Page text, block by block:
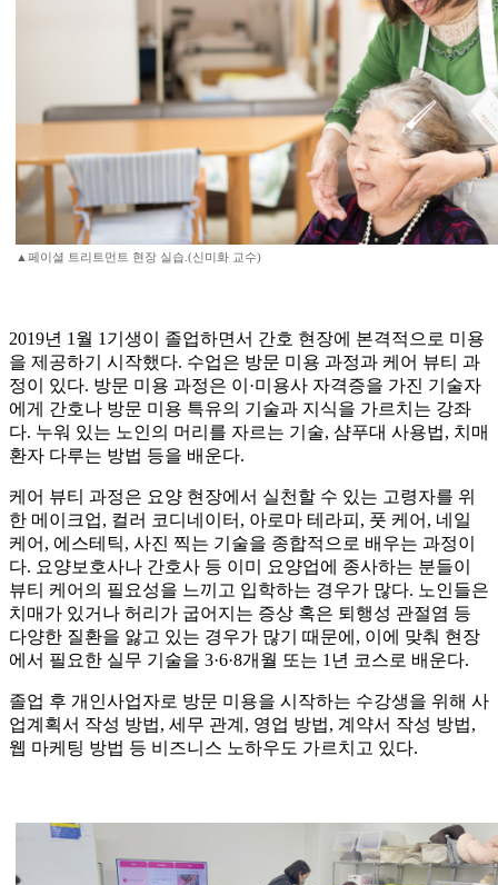
▲페이셜 트리트먼트 현장 실습.(신미화 교수)
2019년 1월 1기생이 졸업하면서 간호 현장에 본격적으로 미용
을 제공하기 시작했다. 수업은 방문 미용 과정과 케어 뷰티 과
정이 있다. 방문 미용 과정은 이·미용사 자격증을 가진 기술자
에게 간호나 방문 미용 특유의 기술과 지식을 가르치는 강좌
다. 누워 있는 노인의 머리를 자르는 기술, 샴푸대 사용법, 치매
환자 다루는 방법 등을 배운다.
케어 뷰티 과정은 요양 현장에서 실천할 수 있는 고령자를 위
한 메이크업, 컬러 코디네이터, 아로마 테라피, 풋 케어, 네일
케어, 에스테틱, 사진 찍는 기술을 종합적으로 배우는 과정이
다. 요양보호사나 간호사 등 이미 요양업에 종사하는 분들이
뷰티 케어의 필요성을 느끼고 입학하는 경우가 많다. 노인들은
치매가 있거나 허리가 굽어지는 증상 혹은 퇴행성 관절염 등
다양한 질환을 앓고 있는 경우가 많기 때문에, 이에 맞춰 현장
에서 필요한 실무 기술을 3·6·8개월 또는 1년 코스로 배운다.
졸업 후 개인사업자로 방문 미용을 시작하는 수강생을 위해 사
업계획서 작성 방법, 세무 관계, 영업 방법, 계약서 작성 방법,
웹 마케팅 방법 등 비즈니스 노하우도 가르치고 있다.